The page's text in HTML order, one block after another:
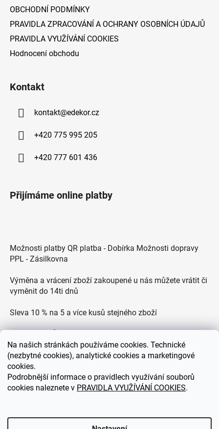
Na našich stránkách používáme cookies. Technické
(nezbytné cookies), analytické cookies a marketingové
cookies.
Podrobnější informace o pravidlech využívání souborů
cookies naleznete v PRAVIDLA VYUŽÍVÁNÍ COOKIES.
OBCHODNÍ PODMÍNKY
PRAVIDLA ZPRACOVÁNÍ A OCHRANY OSOBNÍCH ÚDAJŮ
PRAVIDLA VYUŽÍVÁNÍ COOKIES
Hodnocení obchodu
Kontakt
kontakt@edekor.cz
+420 775 995 205
+420 777 601 436
Přijímáme online platby
Možnosti platby QR platba - Dobírka Možnosti dopravy
PPL - Zásilkovna
Výměna a vrácení zboží zakoupené u nás můžete vrátit či
vyměnit do 14ti dnů
Sleva 10 % na 5 a více kusů stejného zboží
Zákaznická podpora každý všední den od 9.00 do 18.00
hodin
eDEKOR.cz